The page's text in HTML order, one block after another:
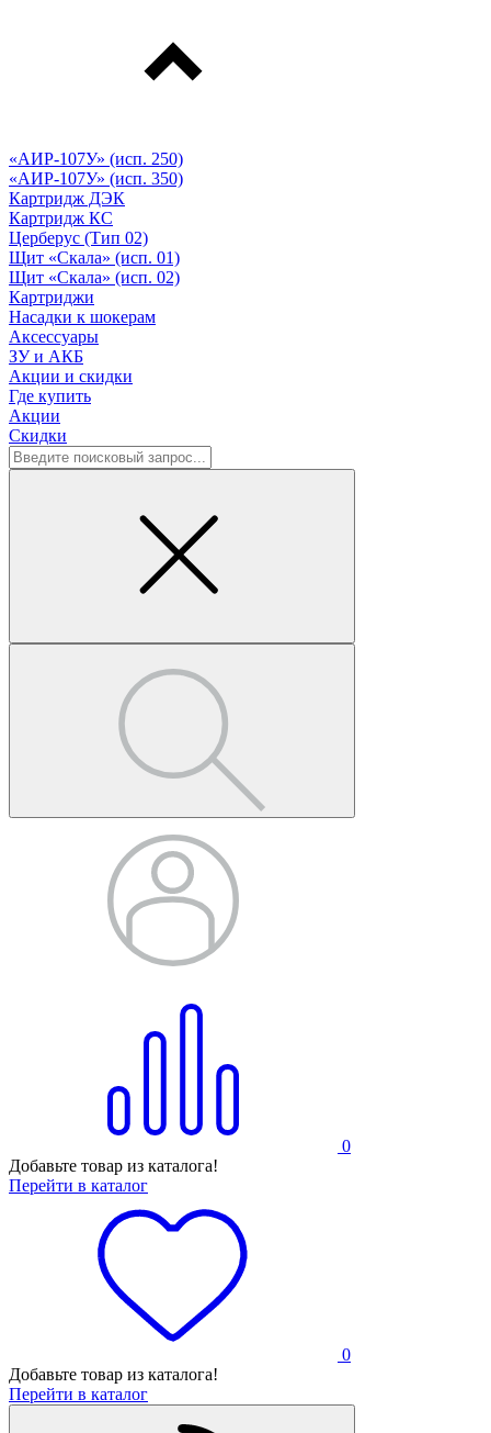
«АИР-107У» (исп. 250)
«АИР-107У» (исп. 350)
Картридж ДЭК
Картридж КС
Церберус (Тип 02)
Щит «Скала» (исп. 01)
Щит «Скала» (исп. 02)
Картриджи
Насадки к шокерам
Аксессуары
ЗУ и АКБ
Акции и скидки
Где купить
Акции
Скидки
0
Добавьте товар из каталога!
Перейти в каталог
0
Добавьте товар из каталога!
Перейти в каталог